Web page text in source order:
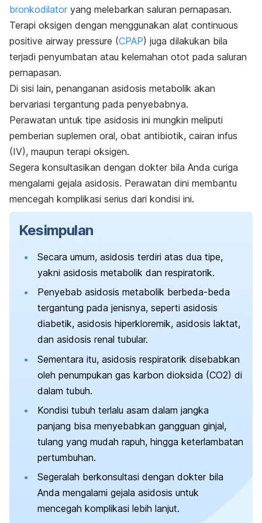
bronkodilator yang melebarkan saluran pernapasan.
Terapi oksigen dengan menggunakan alat continuous
positive airway pressure (CPAP) juga dilakukan bila
terjadi penyumbatan atau kelemahan otot pada saluran
pernapasan.
Di sisi lain, penanganan asidosis metabolik akan
bervariasi tergantung pada penyebabnya.
Perawatan untuk tipe asidosis ini mungkin meliputi
pemberian suplemen oral, obat antibiotik, cairan infus
(IV), maupun terapi oksigen.
Segera konsultasikan dengan dokter bila Anda curiga
mengalami gejala asidosis. Perawatan dini membantu
mencegah komplikasi serius dari kondisi ini.
Kesimpulan
Secara umum, asidosis terdiri atas dua tipe,
yakni asidosis metabolik dan respiratorik.
Penyebab asidosis metabolik berbeda-beda
tergantung pada jenisnya, seperti asidosis
diabetik, asidosis hiperkloremik, asidosis laktat,
dan asidosis renal tubular.
Sementara itu, asidosis respiratorik disebabkan
oleh penumpukan gas karbon dioksida (CO2) di
dalam tubuh.
Kondisi tubuh terlalu asam dalam jangka
panjang bisa menyebabkan gangguan ginjal,
tulang yang mudah rapuh, hingga keterlambatan
pertumbuhan.
Segeralah berkonsultasi dengan dokter bila
Anda mengalami gejala asidosis untuk
mencegah komplikasi lebih lanjut.